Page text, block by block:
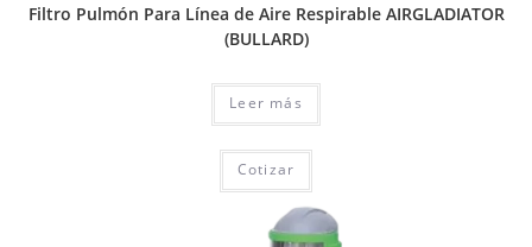
Filtro Pulmón Para Línea de Aire Respirable AIRGLADIATOR
(BULLARD)
Leer más
Cotizar